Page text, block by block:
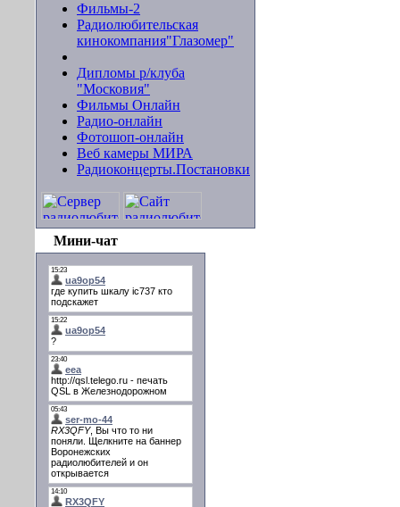
Фильмы-2
Радиолюбительская
кинокомпания"Глазомер"
Дипломы р/клуба
"Московия"
Фильмы Онлайн
Радио-онлайн
Фотошоп-онлайн
Веб камеры МИРА
Радиоконцерты.Постановки
Мини-чат